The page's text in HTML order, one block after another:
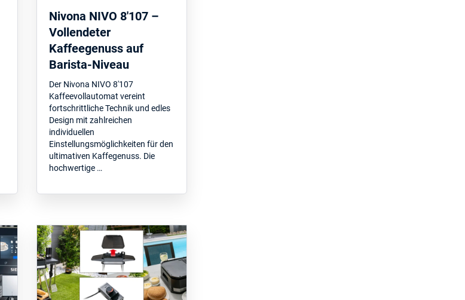
Nivona NIVO 8'107 –
Vollendeter
Kaffeegenuss auf
Barista-Niveau
Der Nivona NIVO 8'107
Kaffeevollautomat vereint
fortschrittliche Technik und edles
Design mit zahlreichen
individuellen
Einstellungsmöglichkeiten für den
ultimativen Kaffegenuss. Die
hochwertige …